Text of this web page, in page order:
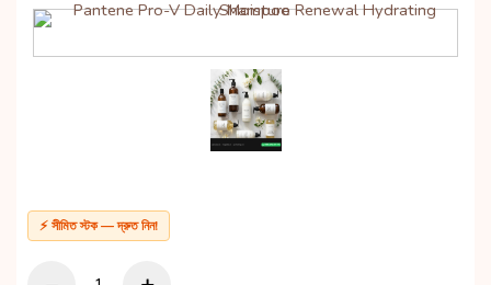
⚡ সীমিত স্টক — দ্রুত নিন!